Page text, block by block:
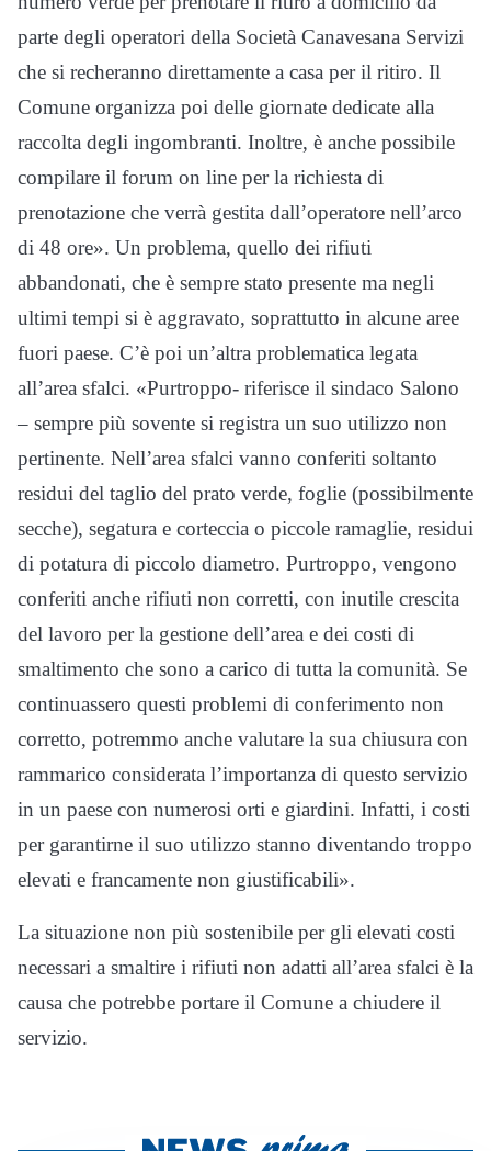
parte degli operatori della Società Canavesana Servizi
che si recheranno direttamente a casa per il ritiro. Il
Comune organizza poi delle giornate dedicate alla
raccolta degli ingombranti. Inoltre, è anche possibile
compilare il forum on line per la richiesta di
prenotazione che verrà gestita dall’operatore nell’arco
di 48 ore». Un problema, quello dei rifiuti
abbandonati, che è sempre stato presente ma negli
ultimi tempi si è aggravato, soprattutto in alcune aree
fuori paese. C’è poi un’altra problematica legata
all’area sfalci. «Purtroppo- riferisce il sindaco Salono
– sempre più sovente si registra un suo utilizzo non
pertinente. Nell’area sfalci vanno conferiti soltanto
residui del taglio del prato verde, foglie (possibilmente
secche), segatura e corteccia o piccole ramaglie, residui
di potatura di piccolo diametro. Purtroppo, vengono
conferiti anche rifiuti non corretti, con inutile crescita
del lavoro per la gestione dell’area e dei costi di
smaltimento che sono a carico di tutta la comunità. Se
continuassero questi problemi di conferimento non
corretto, potremmo anche valutare la sua chiusura con
rammarico considerata l’importanza di questo servizio
in un paese con numerosi orti e giardini. Infatti, i costi
per garantirne il suo utilizzo stanno diventando troppo
elevati e francamente non giustificabili».
La situazione non più sostenibile per gli elevati costi
necessari a smaltire i rifiuti non adatti all’area sfalci è la
causa che potrebbe portare il Comune a chiudere il
servizio.